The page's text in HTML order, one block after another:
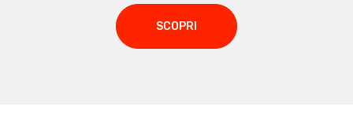
SCOPRI